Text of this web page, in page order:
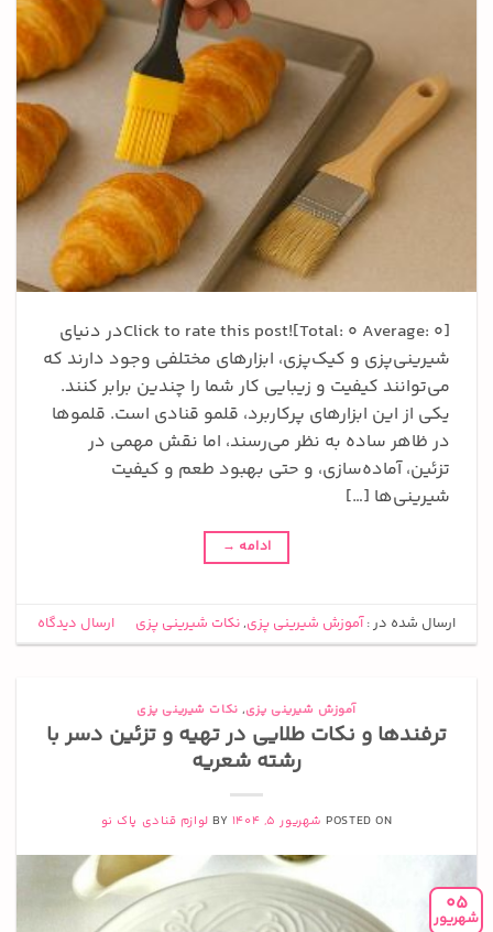
Click to rate this post![Total: 0 Average: 0]در دنیای
شیرینی‌پزی و کیک‌پزی، ابزارهای مختلفی وجود دارند که
می‌توانند کیفیت و زیبایی کار شما را چندین برابر کنند.
یکی از این ابزارهای پرکاربرد، قلمو قنادی است. قلموها
در ظاهر ساده به نظر می‌رسند، اما نقش مهمی در
تزئین، آماده‌سازی، و حتی بهبود طعم و کیفیت
شیرینی‌ها […]
ادامه →
ارسال شده در :آموزش شیرینی پزی,نکات شیرینی پزی ارسال دیدگاه
آموزش شیرینی پزی, نکات شیرینی پزی
ترفندها و نکات طلایی در تهیه و تزئین دسر با
رشته شعریه
POSTED ON شهریور 5, 1404 BY لوازم قنادی پاک نو
05
شهریور